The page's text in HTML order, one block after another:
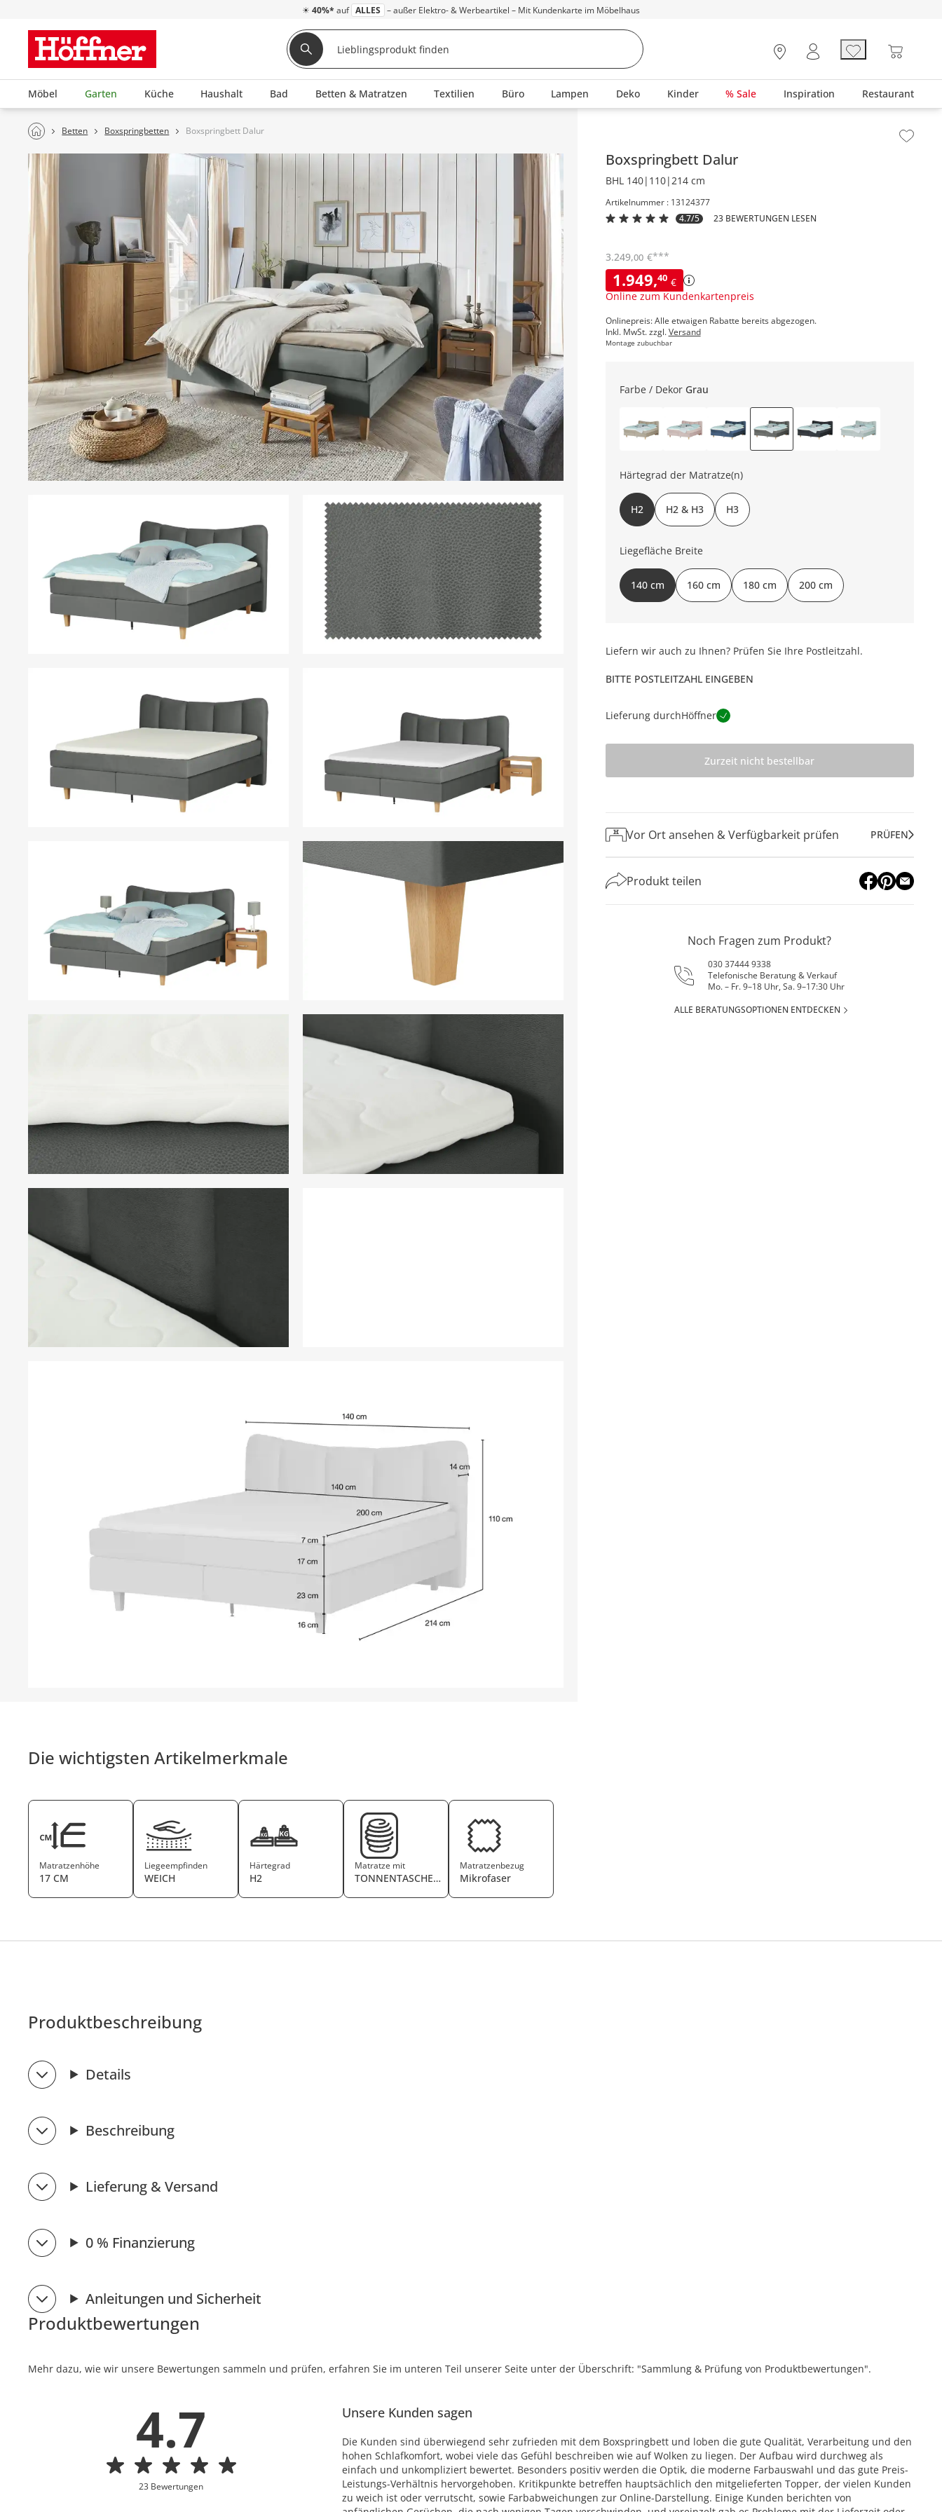
☀ 40%* auf ALLES – außer Elektro- & Werbeartikel – Mit Kundenkarte im Möbelhaus
Möbel Garten Küche Haushalt Bad Betten & Matratzen Textilien Büro Lampen Deko Kinder % Sale Inspiration Restaurant
Betten Boxspringbetten Boxspringbett Dalur
Boxspringbett Dalur
BHL 140|110|214 cm
Artikelnummer : 13124377
4.7/5
23 BEWERTUNGEN LESEN
1.949,40 €
Online zum Kundenkartenpreis
3.249,00 €***
Onlinepreis: Alle etwaigen Rabatte bereits abgezogen.
Inkl. MwSt. zzgl.Versand
Montage zubuchbar
Farbe / Dekor Grau
Härtegrad der Matratze(n)
H2 H2 & H3 H3
Liegefläche Breite
140 cm 160 cm 180 cm 200 cm
Liefern wir auch zu Ihnen? Prüfen Sie Ihre Postleitzahl.
BITTE POSTLEITZAHL EINGEBEN
Lieferung durchHöffner
Zurzeit nicht bestellbar
Vor Ort ansehen & Verfügbarkeit prüfen PRÜFEN
Produkt teilen
Noch Fragen zum Produkt?
030 37444 9338
Telefonische Beratung & Verkauf
Mo. – Fr. 9–18 Uhr, Sa. 9–17:30 Uhr
ALLE BERATUNGSOPTIONEN ENTDECKEN
Die wichtigsten Artikelmerkmale
Matratzenhöhe
17 CM
Liegeempfinden
WEICH
Härtegrad
H2
Matratze mit
TONNENTASCHENFEDERKERN
Matratzenbezug
Mikrofaser
Produktbeschreibung
Details
Beschreibung
Lieferung & Versand
0 % Finanzierung
Anleitungen und Sicherheit
Produktbewertungen
Mehr dazu, wie wir unsere Bewertungen sammeln und prüfen, erfahren Sie im unteren Teil unserer Seite unter der Überschrift: "Sammlung & Prüfung von Produktbewertungen".
4.7
23 Bewertungen
Unsere Kunden sagen
Die Kunden sind überwiegend sehr zufrieden mit dem Boxspringbett und loben die gute Qualität, Verarbeitung und den
hohen Schlafkomfort, wobei viele das Gefühl beschreiben wie auf Wolken zu liegen. Der Aufbau wird durchweg als
einfach und unkompliziert bewertet. Besonders positiv werden die Optik, die moderne Farbauswahl und das gute Preis-
Leistungs-Verhältnis hervorgehoben. Kritikpunkte betreffen hauptsächlich den mitgelieferten Topper, der vielen Kunden
zu weich ist oder verrutscht, sowie Farbabweichungen zur Online-Darstellung. Einige Kunden berichten von